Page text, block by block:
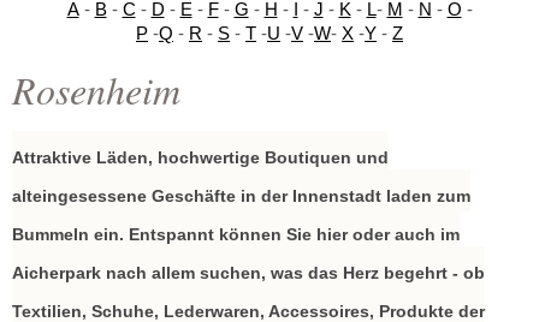
A- B- C - D - E - F- G - H - I - J - K - L- M - N - O -
P -Q - R - S - T -U -V -W- X -Y - Z
Rosenheim
Attraktive Läden, hochwertige Boutiquen und
alteingesessene Geschäfte in der Innenstadt laden zum
Bummeln ein. Entspannt können Sie hier oder auch im
Aicherpark nach allem suchen, was das Herz begehrt - ob
Textilien, Schuhe, Lederwaren, Accessoires, Produkte der